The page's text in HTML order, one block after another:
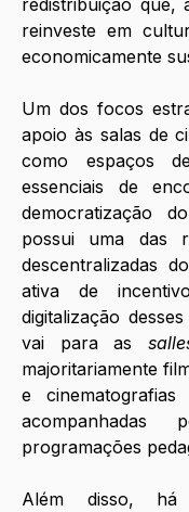
reinveste em
economicamente
Um dos focos
apoio às salas de
como espaços
essenciais de
democratização
possui uma das
descentralizadas
ativa de
digitalização
vai para as
majoritariamente
e cinematografias
programações
Além disso,